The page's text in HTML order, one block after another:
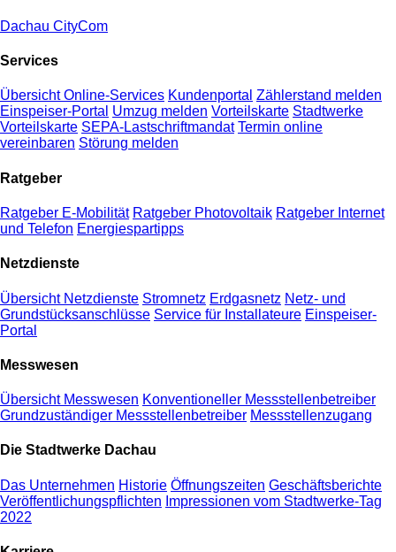
Dachau CityCom
Services
Übersicht Online-Services Kundenportal Zählerstand melden
Einspeiser-Portal Umzug melden Vorteilskarte Stadtwerke
Vorteilskarte SEPA-Lastschriftmandat Termin online
vereinbaren Störung melden
Ratgeber
Ratgeber E-Mobilität Ratgeber Photovoltaik Ratgeber Internet
und Telefon Energiespartipps
Netzdienste
Übersicht Netzdienste Stromnetz Erdgasnetz Netz- und
Grundstücksanschlüsse Service für Installateure Einspeiser-
Portal
Messwesen
Übersicht Messwesen Konventioneller Messstellenbetreiber
Grundzuständiger Messstellenbetreiber Messstellenzugang
Die Stadtwerke Dachau
Das Unternehmen Historie Öffnungszeiten Geschäftsberichte
Veröffentlichungspflichten Impressionen vom Stadtwerke-Tag
2022